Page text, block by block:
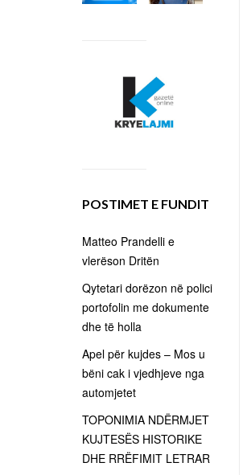
POSTIMET E FUNDIT
Matteo Prandelli e
vlerëson Dritën
Qytetari dorëzon në polici
portofolin me dokumente
dhe të holla
Apel për kujdes – Mos u
bëni cak i vjedhjeve nga
automjetet
TOPONIMIA NDËRMJET
KUJTESËS HISTORIKE
DHE RRËFIMIT LETRAR